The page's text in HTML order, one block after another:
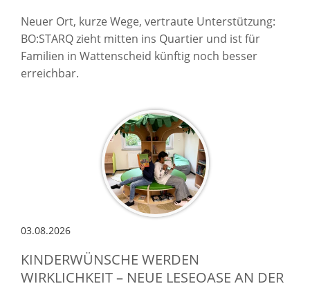
Neuer Ort, kurze Wege, vertraute Unterstützung:
BO:STARQ zieht mitten ins Quartier und ist für
Familien in Wattenscheid künftig noch besser
erreichbar.
03.08.2026
KINDERWÜNSCHE WERDEN
WIRKLICHKEIT – NEUE LESEOASE AN DER